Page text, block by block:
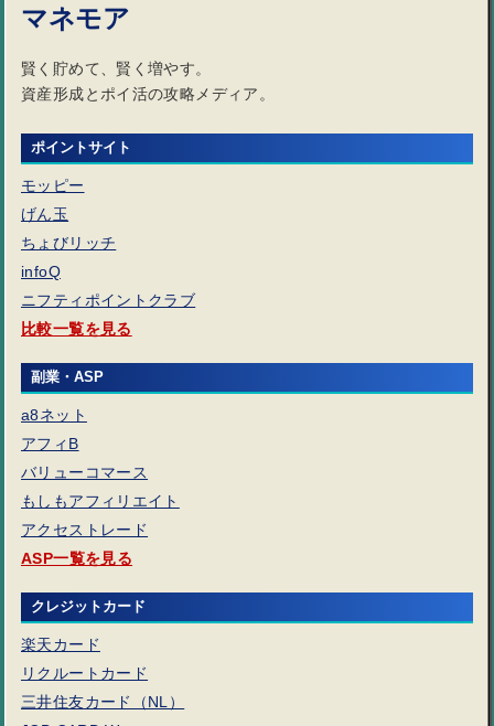
ポイントサイトの稼ぎ方｜初心者でも失敗しない効率的なお小遣い
ポイントサイトは稼ぐよりは貯める、節約するツール
広告利用で気をつけること
ポイントサイトのお得なキャンペーン
マネモア
賢く貯めて、賢く増やす。
資産形成とポイ活の攻略メディア。
ポイントサイト
モッピー
げん玉
ちょびリッチ
infoQ
ニフティポイントクラブ
比較一覧を見る
副業・ASP
a8ネット
アフィB
バリューコマース
もしもアフィリエイト
アクセストレード
ASP一覧を見る
クレジットカード
楽天カード
リクルートカード
三井住友カード（NL）